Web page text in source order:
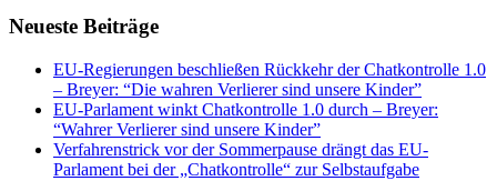
Neueste Beiträge
EU-Regierungen beschließen Rückkehr der Chatkontrolle 1.0
– Breyer: “Die wahren Verlierer sind unsere Kinder”
EU-Parlament winkt Chatkontrolle 1.0 durch – Breyer:
“Wahrer Verlierer sind unsere Kinder”
Verfahrenstrick vor der Sommerpause drängt das EU-
Parlament bei der „Chatkontrolle“ zur Selbstaufgabe